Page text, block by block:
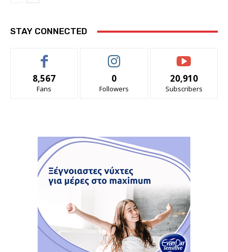
STAY CONNECTED
8,567
Fans
0
Followers
20,910
Subscribers